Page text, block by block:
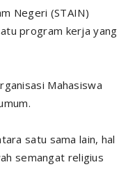
Negeri (STAIN)
program kerja yang
Mahasiswa
satu sama lain, hal
semangat religius